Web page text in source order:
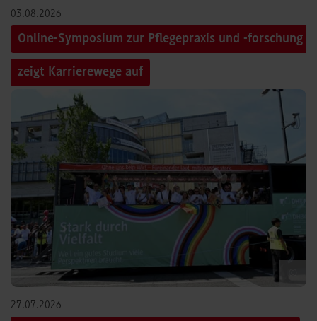
03.08.2026
Online-Symposium zur Pflegepraxis und -forschung
zeigt Karrierewege auf
27.07.2026